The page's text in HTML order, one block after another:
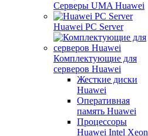
Серверы UMA Huawei
Huawei PC Server
Комплектующие для
серверов Huawei
Жесткие диски
Huawei
Оперативная
память Huawei
Процессоры
Huawei Intel Xeon